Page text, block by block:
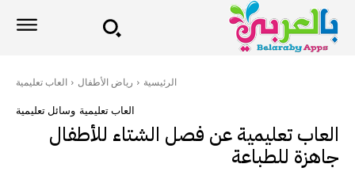
الرئيسية رياض الأطفال العاب تعليمية
العاب تعليمية وسائل تعليمية
العاب تعليمية عن فصل الشتاء للأطفال
جاهزة للطباعة